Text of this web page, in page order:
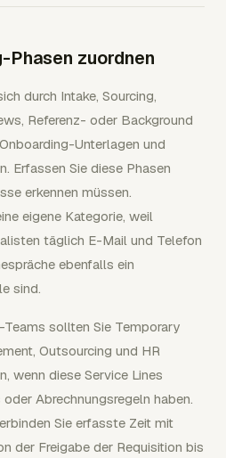
Phasen zuordnen
durch Intake, Sourcing,
Referenz- oder Background
Unterlagen und
Erfassen Sie diese Phasen
erkennen müssen.
eigene Kategorie, weil
täglich E-Mail und Telefon
ebenfalls ein
sind.
sollten Sie Temporary
Outsourcing und HR
wenn diese Service Lines
Abrechnungsregeln haben.
Sie erfasste Zeit mit
der Freigabe der Requisition bis